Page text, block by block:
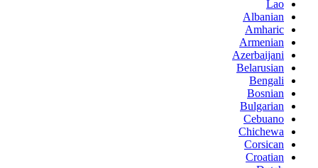
Lao
Albanian
Amharic
Armenian
Azerbaijani
Belarusian
Bengali
Bosnian
Bulgarian
Cebuano
Chichewa
Corsican
Croatian